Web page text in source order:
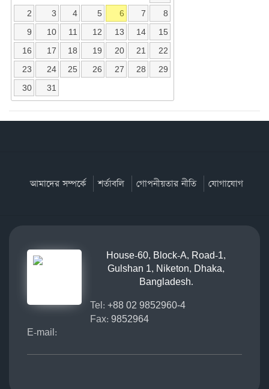
2
3 4 5 6 7
8
9
10 11 12 13 14
15
16
17 18 19 20 21
22
23
24 25 26 27 28
29
30
31
আমাদের সম্পর্কে শর্তাবলি গোপনীয়তার নীতি যোগাযোগ
House-60, Block-A, Road-1,
Gulshan 1, Niketon, Dhaka,
Bangladesh.
Tel: +88 02 9852960-4
Fax: 9852964
E-mail: